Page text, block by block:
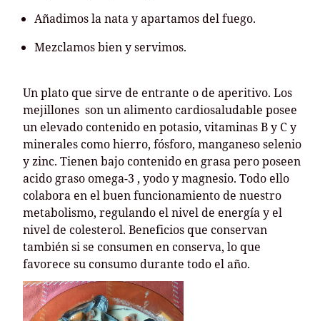
Añadimos la nata y apartamos del fuego.
Mezclamos bien y servimos.
Un plato que sirve de entrante o de aperitivo. Los
mejillones son un alimento cardiosaludable posee
un elevado contenido en potasio, vitaminas B y C y
minerales como hierro, fósforo, manganeso selenio
y zinc. Tienen bajo contenido en grasa pero poseen
acido graso omega-3 , yodo y magnesio. Todo ello
colabora en el buen funcionamiento de nuestro
metabolismo, regulando el nivel de energía y el
nivel de colesterol. Beneficios que conservan
también si se consumen en conserva, lo que
favorece su consumo durante todo el año.